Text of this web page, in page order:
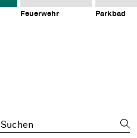
Feuerwehr Parkbad
Suchbegriff